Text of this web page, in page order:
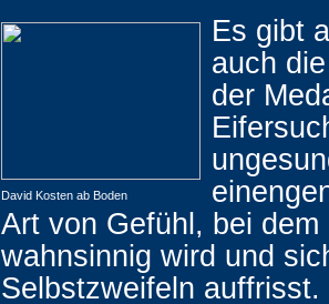
David Kosten ab Boden
Es gibt
auch
der
Art von Gefühl, bei dem
wahnsinnig wird und
Selbstzweifeln auffrisst.